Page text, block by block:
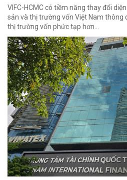
VIFC-HCMC có tiềm năng thay đổi
sản và thị trường vốn Việt Nam thông
thị trường vốn phức tạp hơn...